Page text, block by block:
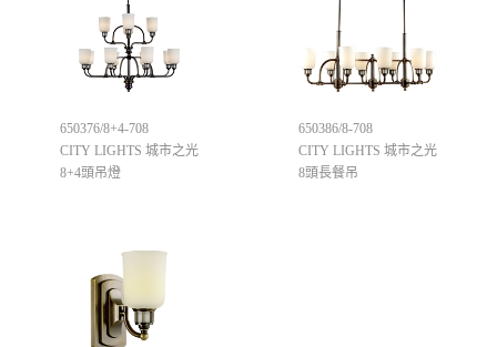
650376/8+4-708
CITY LIGHTS 城市之光
8+4頭吊燈
650386/8-708
CITY LIGHTS 城市之光
8頭長餐吊